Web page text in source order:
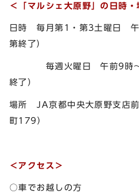
＜「マルシェ大原野」の日時・
日時 毎月第1・第3土曜日 午
第終了）
毎週火曜日 午前9時～
終了）
場所 JA京都中央大原野支店
町179）
＜アクセス＞
○車でお越しの方